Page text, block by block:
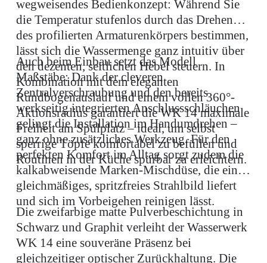
wegweisendes Bedienkonzept: Während Sie
die Temperatur stufenlos durch das Drehen
des profilierten Armaturenkörpers bestimmen,
lässt sich die Wassermenge ganz intuitiv über
den dezenten, seitlichen Hebel steuern. In
Kombination mit dem eleganten
Rundbogenauslauf und einem vollen 360°-
Aktionsradius garantiert die WK 14 maximale
Freiheit am Spülplatz – ideal, um selbst
sperrige Töpfe komfortabel zu befüllen und
Routinen in der Küche spürbar zu erleichtern.
Auch beim Einbau setzt das Modell
Maßstäbe: Dank der cleveren
Zentralverschraubung und den bereits
werkseitig integrierten Anschlussschläuchen
gelingt die Installation im Handumdrehen –
ganz ohne zusätzliches Werkzeug. Für den
perfekten Komfort im Alltag sorgt zudem die
kalkabweisende Marken-Mischdüse, die ein
gleichmäßiges, spritzfreies Strahlbild liefert
und sich im Vorbeigehen reinigen lässt.
Die zweifarbige matte Pulverbeschichtung in
Schwarz und Graphit verleiht der Wasserwerk
WK 14 eine souveräne Präsenz bei
gleichzeitiger optischer Zurückhaltung. Die